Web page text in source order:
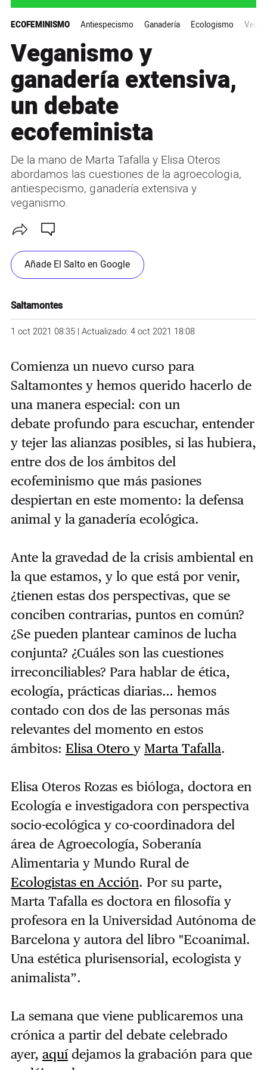
ECOFEMINISMO Antiespecismo Ganadería Ecologismo
Veganismo y
ganadería extensiva,
un debate
ecofeminista
De la mano de Marta Tafalla y Elisa Oteros
abordamos las cuestiones de la agroecologia,
antiespecismo, ganadería extensiva y
veganismo.
Añade El Salto en Google
Saltamontes
1 oct 2021 08:35 | Actualizado: 4 oct 2021 18:08
Comienza un nuevo curso para
Saltamontes y hemos querido hacerlo de
una manera especial: con un
debate profundo para escuchar, entender
y tejer las alianzas posibles, si las hubiera,
entre dos de los ámbitos del
ecofeminismo que más pasiones
despiertan en este momento: la defensa
animal y la ganadería ecológica.
Ante la gravedad de la crisis ambiental en
la que estamos, y lo que está por venir,
¿tienen estas dos perspectivas, que se
conciben contrarias, puntos en común?
¿Se pueden plantear caminos de lucha
conjunta? ¿Cuáles son las cuestiones
irreconciliables? Para hablar de ética,
ecología, prácticas diarias… hemos
contado con dos de las personas más
relevantes del momento en estos
ámbitos: Elisa Otero y Marta Tafalla.
Elisa Oteros Rozas es bióloga, doctora en
Ecología e investigadora con perspectiva
socio-ecológica y co-coordinadora del
área de Agroecología, Soberanía
Alimentaria y Mundo Rural de
Ecologistas en Acción. Por su parte,
Marta Tafalla es doctora en filosofía y
profesora en la Universidad Autónoma de
Barcelona y autora del libro "Ecoanimal.
Una estética plurisensorial, ecologista y
animalista”.
La semana que viene publicaremos una
crónica a partir del debate celebrado
ayer, aquídejamos la grabación para que